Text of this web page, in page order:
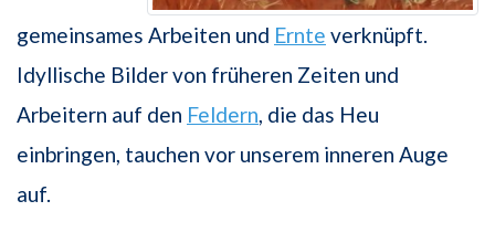
gemeinsames Arbeiten und Ernte verknüpft.
Idyllische Bilder von früheren Zeiten und
Arbeitern auf den Feldern, die das Heu
einbringen, tauchen vor unserem inneren Auge
auf.